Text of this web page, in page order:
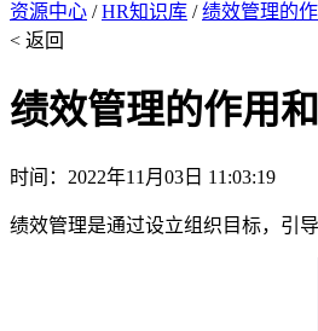
资源中心 /HR知识库 /绩效管理的
< 返回
绩效管理的作用
时间：2022年11月03日 11:03:19
绩效管理是通过设立组织目标，引